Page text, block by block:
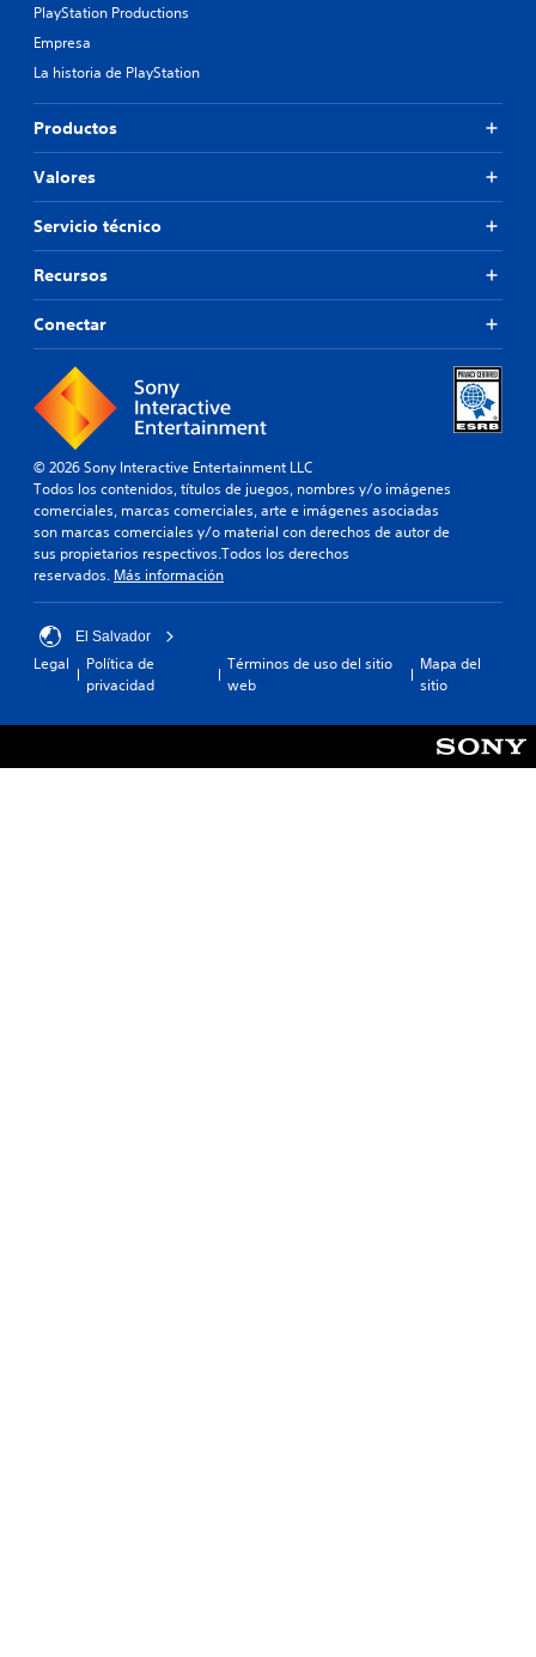
PlayStation Productions
Empresa
La historia de PlayStation
Productos
Valores
Servicio técnico
Recursos
Conectar
© 2026 Sony Interactive Entertainment LLC
Todos los contenidos, títulos de juegos, nombres y/o imágenes
comerciales, marcas comerciales, arte e imágenes asociadas
son marcas comerciales y/o material con derechos de autor de
sus propietarios respectivos.Todos los derechos
reservados. Más información
El Salvador
Legal
Política de
privacidad
Términos de uso del sitio
web
Mapa del
sitio